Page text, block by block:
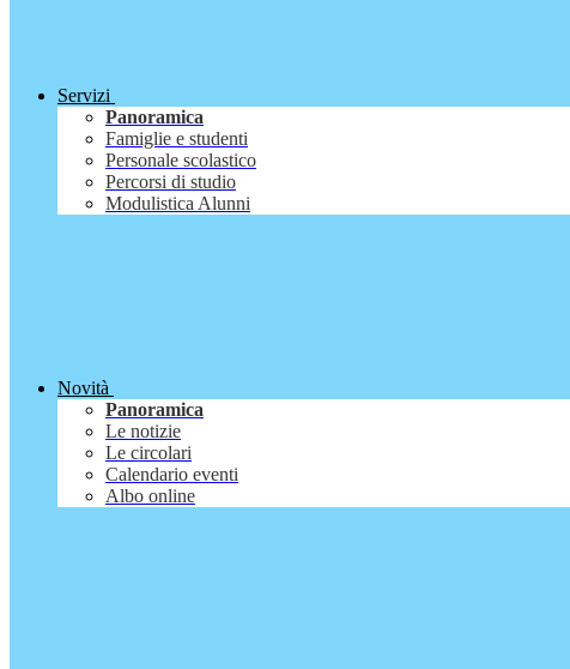
Servizi
Panoramica
Famiglie e studenti
Personale scolastico
Percorsi di studio
Modulistica Alunni
Novità
Panoramica
Le notizie
Le circolari
Calendario eventi
Albo online